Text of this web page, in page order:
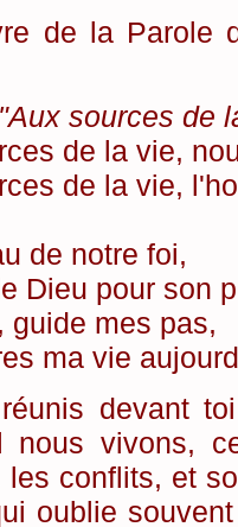
de la Parole
"Aux sources de
de la vie,
de la vie,
de notre foi,
Dieu pour son
guide mes pas,
ma vie
devant
nous vivons,
les conflits, et
oublie